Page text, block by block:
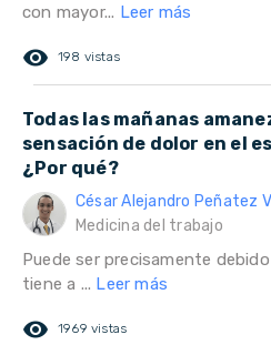
con mayor... Leer más
remove_red_eye 198 vistas
Todas las mañanas
sensación de dolor en el
¿Por qué?
César Alejandro Peñatez
Medicina del trabajo
Puede ser precisamente
tiene a ... Leer más
remove_red_eye 1969 vistas